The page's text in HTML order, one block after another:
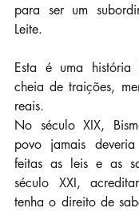
para ser um
Leite.
Esta é uma história
cheia de traições,
reais.
No século XIX,
povo jamais
feitas as leis e as
século XXI,
tenha o direito de